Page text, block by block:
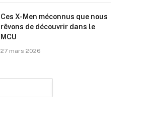
Ces X-Men méconnus que nous
rêvons de découvrir dans le
MCU
27 mars 2026